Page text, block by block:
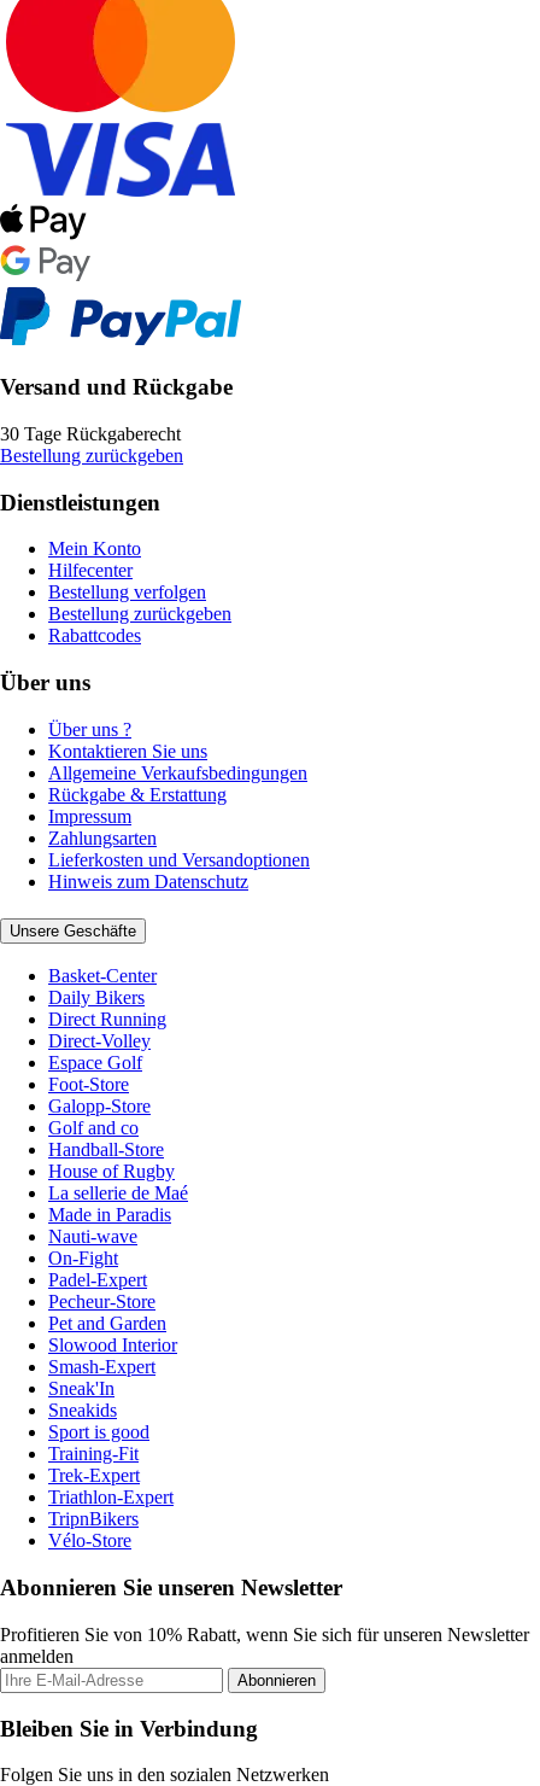
Versand und Rückgabe
30 Tage Rückgaberecht
Bestellung zurückgeben
Dienstleistungen
Mein Konto
Hilfecenter
Bestellung verfolgen
Bestellung zurückgeben
Rabattcodes
Über uns
Über uns ?
Kontaktieren Sie uns
Allgemeine Verkaufsbedingungen
Rückgabe & Erstattung
Impressum
Zahlungsarten
Lieferkosten und Versandoptionen
Hinweis zum Datenschutz
Unsere Geschäfte
Basket-Center
Daily Bikers
Direct Running
Direct-Volley
Espace Golf
Foot-Store
Galopp-Store
Golf and co
Handball-Store
House of Rugby
La sellerie de Maé
Made in Paradis
Nauti-wave
On-Fight
Padel-Expert
Pecheur-Store
Pet and Garden
Slowood Interior
Smash-Expert
Sneak'In
Sneakids
Sport is good
Training-Fit
Trek-Expert
Triathlon-Expert
TripnBikers
Vélo-Store
Abonnieren Sie unseren Newsletter
Profitieren Sie von 10% Rabatt, wenn Sie sich für unseren Newsletter
anmelden
Abonnieren
Bleiben Sie in Verbindung
Folgen Sie uns in den sozialen Netzwerken